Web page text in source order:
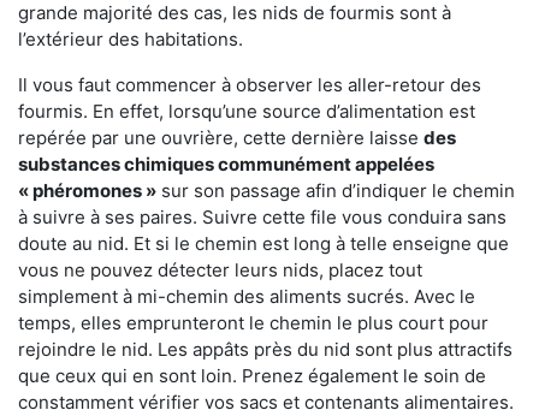
grande majorité des cas, les nids de fourmis sont à
l’extérieur des habitations.
Il vous faut commencer à observer les aller-retour des
fourmis. En effet, lorsqu’une source d’alimentation est
repérée par une ouvrière, cette dernière laisse des
substances chimiques communément appelées
« phéromones » sur son passage afin d’indiquer le chemin
à suivre à ses paires. Suivre cette file vous conduira sans
doute au nid. Et si le chemin est long à telle enseigne que
vous ne pouvez détecter leurs nids, placez tout
simplement à mi-chemin des aliments sucrés. Avec le
temps, elles emprunteront le chemin le plus court pour
rejoindre le nid. Les appâts près du nid sont plus attractifs
que ceux qui en sont loin. Prenez également le soin de
constamment vérifier vos sacs et contenants alimentaires.